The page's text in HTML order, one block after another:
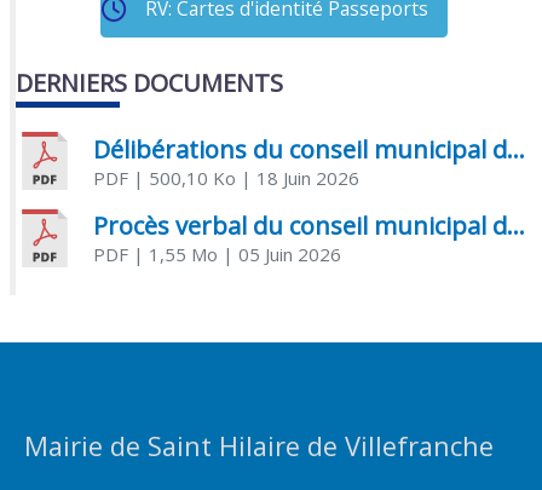
RV: Cartes d'identité Passeports
DERNIERS DOCUMENTS
Délibérations du conseil municipal du 18 juin 2026
PDF| 500,10 Ko | 18 Juin 2026
Procès verbal du conseil municipal du 05 juin 2026
PDF| 1,55 Mo | 05 Juin 2026
Mairie de Saint Hilaire de Villefranche